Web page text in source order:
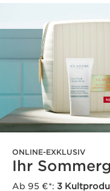
ONLINE-EXKLUSIV
Ihr
Ab 95 €*: 3